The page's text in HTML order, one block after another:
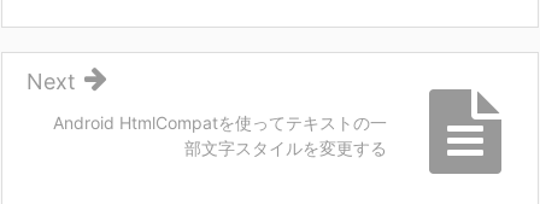
Android HtmlCompatを使ってテキストの一
部文字スタイルを変更する
Next